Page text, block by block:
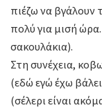
πιέζω να βγάλουν
πολύ για μισή
σακουλάκια).
Στη συνέχεια,
(εδώ εγώ έχω
(σέλερι είναι